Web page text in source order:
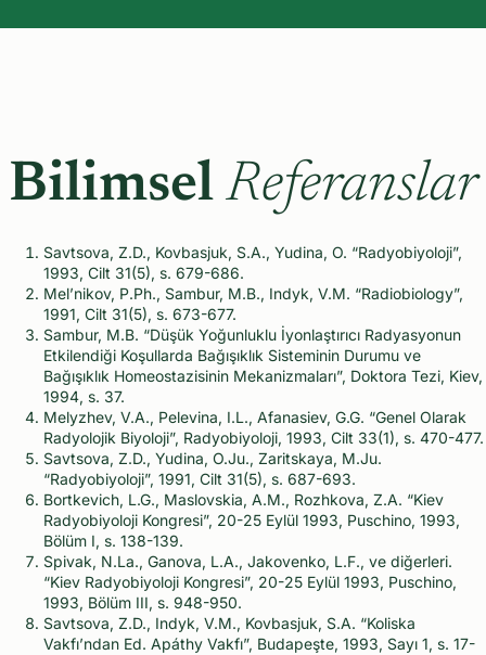
Bilimsel Referanslar
Savtsova, Z.D., Kovbasjuk, S.A., Yudina, O. “Radyobiyoloji”,
1993, Cilt 31(5), s. 679-686.
Mel’nikov, P.Ph., Sambur, M.B., Indyk, V.M. “Radiobiology”,
1991, Cilt 31(5), s. 673-677.
Sambur, M.B. “Düşük Yoğunluklu İyonlaştırıcı Radyasyonun
Etkilendiği Koşullarda Bağışıklık Sisteminin Durumu ve
Bağışıklık Homeostazisinin Mekanizmaları”, Doktora Tezi, Kiev,
1994, s. 37.
Melyzhev, V.A., Pelevina, I.L., Afanasiev, G.G. “Genel Olarak
Radyolojik Biyoloji”, Radyobiyoloji, 1993, Cilt 33(1), s. 470-477.
Savtsova, Z.D., Yudina, O.Ju., Zaritskaya, M.Ju.
“Radyobiyoloji”, 1991, Cilt 31(5), s. 687-693.
Bortkevich, L.G., Maslovskia, A.M., Rozhkova, Z.A. “Kiev
Radyobiyoloji Kongresi”, 20-25 Eylül 1993, Puschino, 1993,
Bölüm I, s. 138-139.
Spivak, N.La., Ganova, L.A., Jakovenko, L.F., ve diğerleri.
“Kiev Radyobiyoloji Kongresi”, 20-25 Eylül 1993, Puschino,
1993, Bölüm III, s. 948-950.
Savtsova, Z.D., Indyk, V.M., Kovbasjuk, S.A. “Koliska
Vakfı’ndan Ed. Apáthy Vakfı”, Budapeşte, 1993, Sayı 1, s. 17-